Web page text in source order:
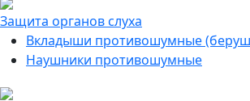
Защита органов слуха
Вкладыши противошумные
Наушники противошумные